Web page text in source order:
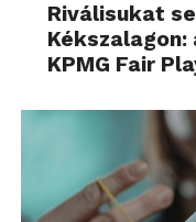
Riválisukat
Kékszalagon:
KPMG Fair